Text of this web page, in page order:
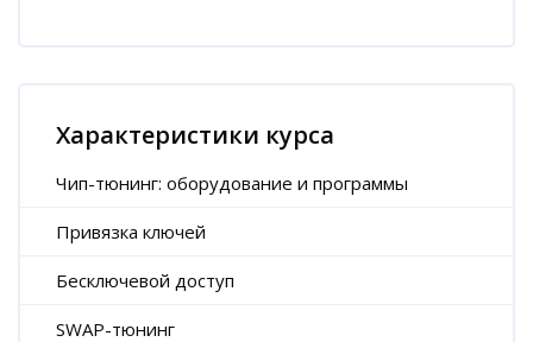
Характеристики курса
Чип-тюнинг: оборудование и программы
Привязка ключей
Бесключевой доступ
SWAP-тюнинг